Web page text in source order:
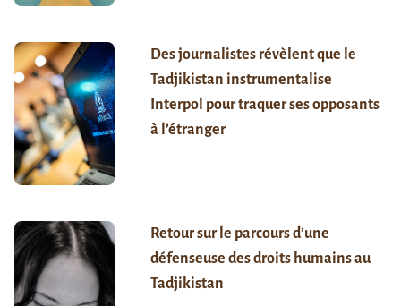
Des journalistes révèlent que le
Tadjikistan instrumentalise
Interpol pour traquer ses opposants
à l’étranger
Retour sur le parcours d’une
défenseuse des droits humains au
Tadjikistan